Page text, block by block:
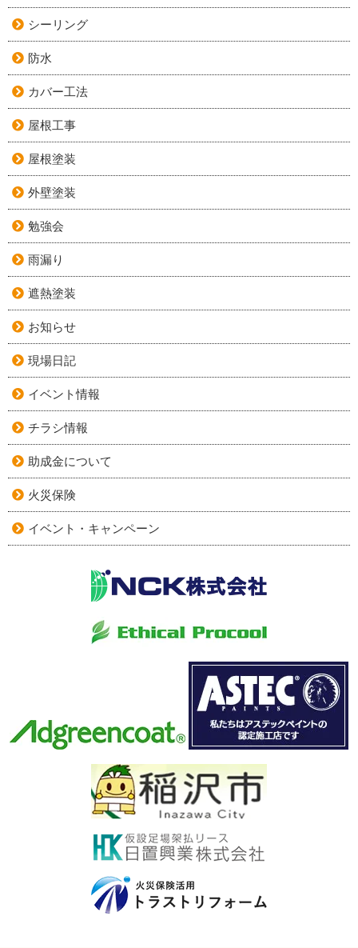
シーリング
防水
カバー工法
屋根工事
屋根塗装
外壁塗装
勉強会
雨漏り
遮熱塗装
お知らせ
現場日記
イベント情報
チラシ情報
助成金について
火災保険
イベント・キャンペーン